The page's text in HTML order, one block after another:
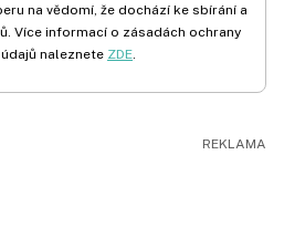
na vědomí, že dochází ke sbírání a
Více informací o zásadách ochrany
naleznete ZDE.